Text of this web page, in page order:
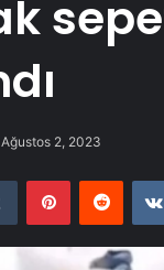
Ağustos 2, 2023
Tumblr Pinterest